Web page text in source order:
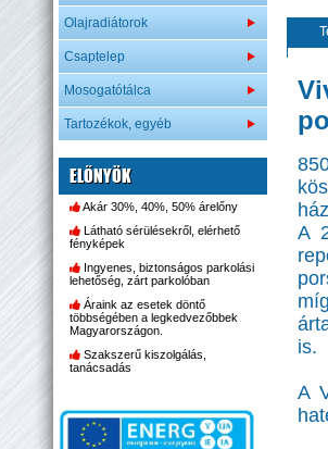
Olajradiátorok
Csaptelep
Mosogatótálca
Tartozékok, egyéb
ELŐNYÖK
Akár 30%, 40%, 50% árelőny
Látható sérülésekről, elérhető
fényképek
Ingyenes, biztonságos parkolási
lehetőség, zárt parkolóban
Áraink az esetek döntő
többségében a legkedvezőbbek
Magyarországon.
Szakszerű kiszolgálás,
tanácsadás
A
is.
A